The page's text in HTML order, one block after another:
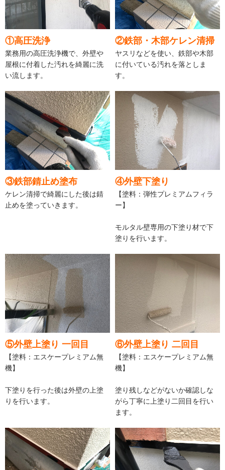
①高圧洗浄
業務用の高圧洗浄機で、外壁や
屋根に付着した汚れを綺麗に洗
い流します。
②鉄部・木部ケレン清掃
ヤスリなどを使い、鉄部や木部
に付いている汚れを落としま
す。
③鉄部錆止め塗布
ケレン清掃で綺麗にした後は錆
止めを塗っていきます。
④外壁下塗り
【塗料：弾性プレミアムフィラ
ー】
モルタル壁専用の下塗り材で下
塗りを行います。
⑤外壁上塗り 一回目
【塗料：エスケープレミアム無
機】
下塗りを行った後は外壁の上塗
りを行います。
⑥外壁上塗り 二回目
【塗料：エスケープレミアム無
機】
塗り残しなどがないか確認しな
がら丁寧に上塗り二回目を行い
ます。